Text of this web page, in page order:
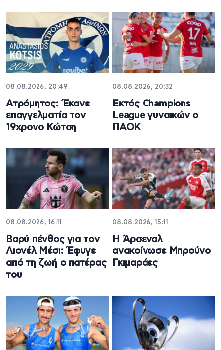
08.08.2026, 20:49
Ατρόμητος: Έκανε
επαγγελματία τον
19χρονο Κώτση
08.08.2026, 20:32
Εκτός Champions
League γυναικών ο
ΠΑΟΚ
08.08.2026, 16:11
Βαρύ πένθος για τον
Λιονέλ Μέσι: Έφυγε
από τη ζωή ο πατέρας
του
08.08.2026, 15:11
Η Άρσεναλ
ανακοίνωσε Μπρούνο
Γκιμαράες